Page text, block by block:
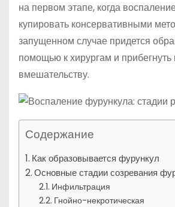
на первом этапе, когда
купировать консервативными
запущенном случае придется
помощью к хирургам и
вмешательству.
Содержание
Как образовывается фурункул
Основные стадии созревания
Инфильтрация
Гнойно-некротическая